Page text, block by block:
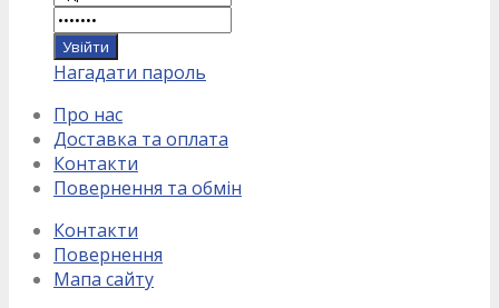
Нагадати пароль
Про нас
Доставка та оплата
Контакти
Повернення та обмін
Контакти
Повернення
Мапа сайту